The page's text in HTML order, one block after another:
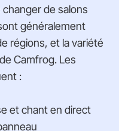
de salons
généralement
régions, et la variété
Camfrog. Les
:
et chant en direct